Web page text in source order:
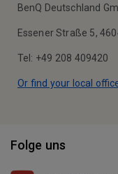
BenQ Deutschland
Essener Straße 5,
Tel: +49 208 409420
Or find your local
Folge uns